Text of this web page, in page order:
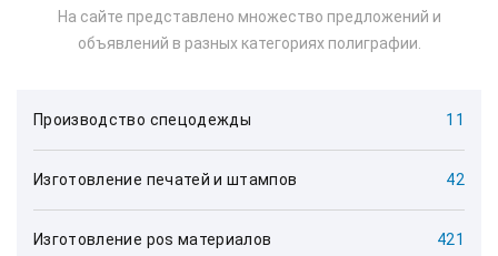
На сайте представлено множество предложений и
объявлений в разных категориях полиграфии.
Производство спецодежды 11
Изготовление печатей и штампов 42
Изготовление pos материалов 421